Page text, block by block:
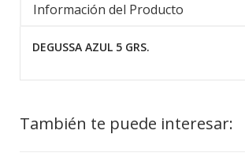
Información del Producto
DEGUSSA AZUL 5 GRS.
También te puede interesar: